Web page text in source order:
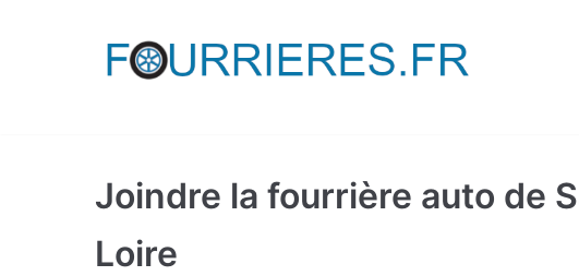
Joindre la fourrière auto de
Loire